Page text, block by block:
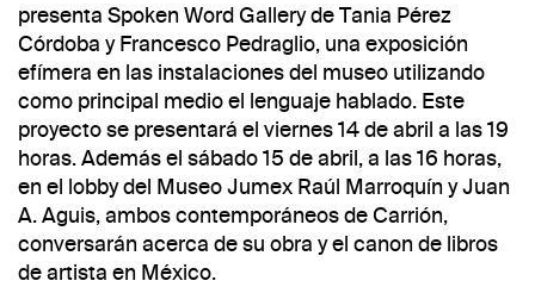
presenta Spoken Word Gallery de Tania Pérez
Córdoba y Francesco Pedraglio, una exposición
efímera en las instalaciones del museo utilizando
como principal medio el lenguaje hablado. Este
proyecto se presentará el viernes 14 de abril a las 19
horas. Además el sábado 15 de abril, a las 16 horas,
en el lobby del Museo Jumex Raúl Marroquín y Juan
A. Aguis, ambos contemporáneos de Carrión,
conversarán acerca de su obra y el canon de libros
de artista en México.